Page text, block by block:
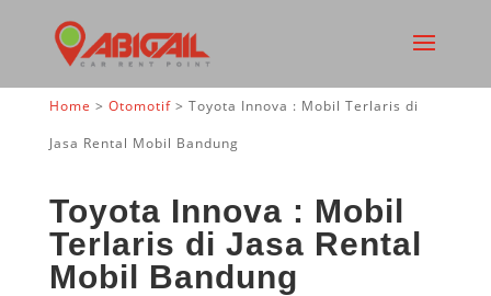
Home > Otomotif> Toyota Innova : Mobil Terlaris di
Jasa Rental Mobil Bandung
Toyota Innova : Mobil
Terlaris di Jasa Rental
Mobil Bandung